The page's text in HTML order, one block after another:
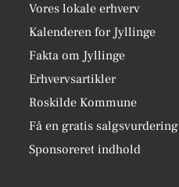
Vores lokale erhverv
Kalenderen for Jyllinge
Fakta om Jyllinge
Erhvervsartikler
Roskilde Kommune
Få en gratis salgsvurdering
Sponsoreret indhold